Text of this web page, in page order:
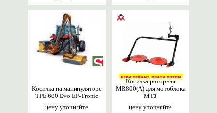
цену уточняйте
Косилка на манипуляторе
TPE 600 Evo EP-Tronic
цену уточняйте
Косилка роторная
MR800(A) для мотоблока
МТЗ